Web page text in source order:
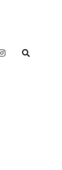
instagram